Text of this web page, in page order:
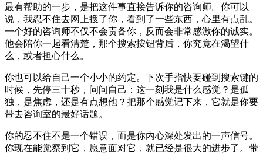
最有帮助的一步，是把这件事直接告诉你的咨询师。你可以
说，我忍不住去网上搜了你，看到了一些东西，心里有点乱。
一个好的咨询师不仅不会责备你，反而会非常感激你的诚实。
他会陪你一起看清楚，那个搜索按钮背后，你究竟在渴望什
么，或者担心什么。
你也可以给自己一个小小的约定。下次手指快要碰到搜索键的
时候，先停三十秒，问问自己：这一刻我是什么感觉？是孤
独，是焦虑，还是有点想他？把那个感觉记下来，它就是你要
带去咨询室的最好话题。
你的忍不住不是一个错误，而是你内心深处发出的一声信号。
你现在能觉察到它，愿意面对它，就已经是很大的进步了。带